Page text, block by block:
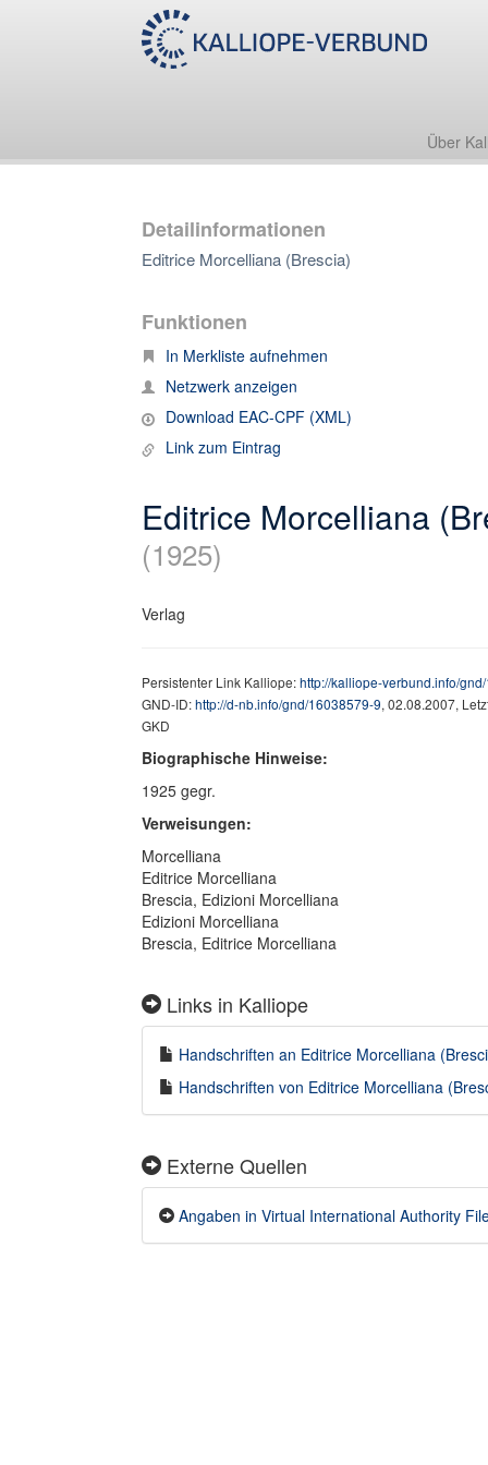
Über
Detailinformationen
Editrice Morcelliana (Brescia)
Funktionen
In Merkliste aufnehmen
Netzwerk anzeigen
Download EAC-CPF (XML)
Link zum Eintrag
Editrice Morcelliana
(1925)
Verlag
Persistenter Link Kalliope:http://kalliope-verbund.info/
GND-ID:http://d-nb.info/gnd/16038579-9, 02.08.2007,
GKD
Biographische Hinweise:
1925 gegr.
Verweisungen:
Morcelliana
Editrice Morcelliana
Brescia, Edizioni Morcelliana
Edizioni Morcelliana
Brescia, Editrice Morcelliana
Links in Kalliope
Handschriften an Editrice Morcelliana
Handschriften von Editrice Morcelliana
Externe Quellen
Angaben in Virtual International Authority